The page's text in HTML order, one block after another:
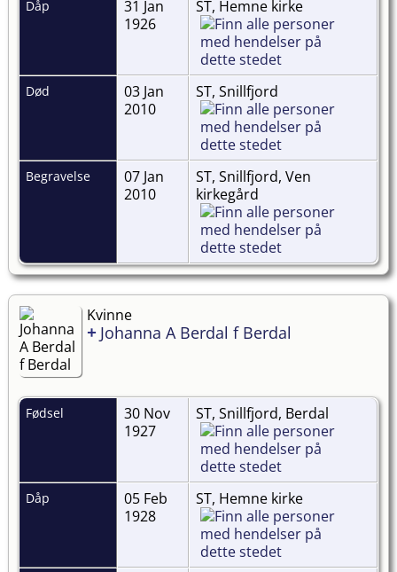
Dåp
31 Jan
1926
ST, Hemne kirke
Død
03 Jan
2010
ST, Snillfjord
Begravelse
07 Jan
2010
ST, Snillfjord, Ven
kirkegård
Kvinne
+ Johanna A Berdal f Berdal
Fødsel
30 Nov
1927
ST, Snillfjord, Berdal
Dåp
05 Feb
1928
ST, Hemne kirke